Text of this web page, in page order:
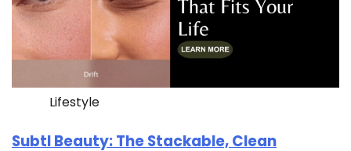
Lifestyle
Subtl Beauty: The Stackable, Clean